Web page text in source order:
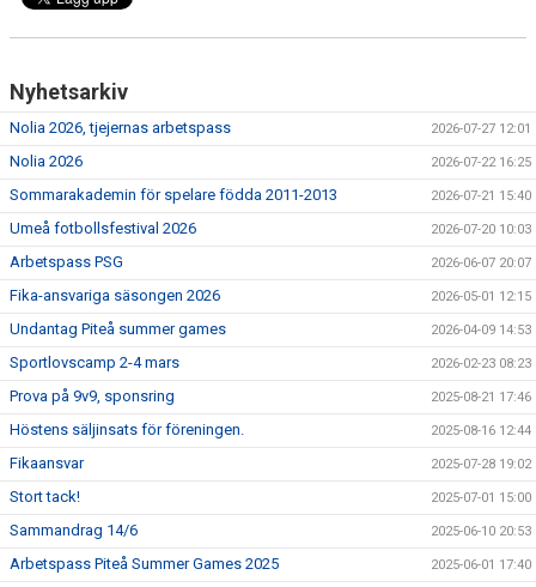
KONTAKT
GÄSTBOK
BYTE/SÄLJ/KÖP
Nyhetsarkiv
Nolia 2026, tjejernas arbetspass 2026-07-27 12:01
Nolia 2026 2026-07-22 16:25
Sommarakademin för spelare födda 2011-2013 2026-07-21 15:40
Umeå fotbollsfestival 2026 2026-07-20 10:03
Arbetspass PSG 2026-06-07 20:07
Fika-ansvariga säsongen 2026 2026-05-01 12:15
Undantag Piteå summer games 2026-04-09 14:53
Sportlovscamp 2-4 mars 2026-02-23 08:23
Prova på 9v9, sponsring 2025-08-21 17:46
Höstens säljinsats för föreningen. 2025-08-16 12:44
Fikaansvar 2025-07-28 19:02
Stort tack! 2025-07-01 15:00
Sammandrag 14/6 2025-06-10 20:53
Arbetspass Piteå Summer Games 2025 2025-06-01 17:40